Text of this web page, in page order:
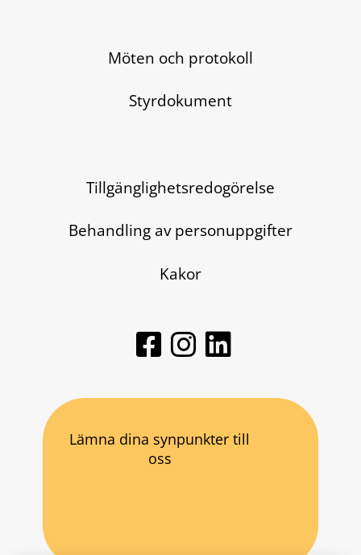
Möten och protokoll
Styrdokument
Tillgänglighetsredogörelse
Behandling av personuppgifter
Kakor
Lämna dina synpunkter till
oss